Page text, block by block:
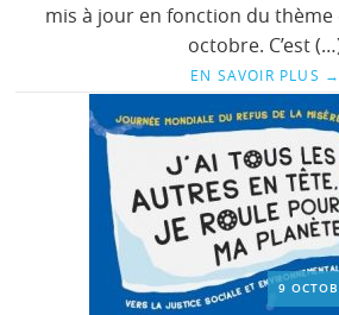
mis à jour en fonction du thème
octobre. C’est
EN SAVOIR PLUS →
9